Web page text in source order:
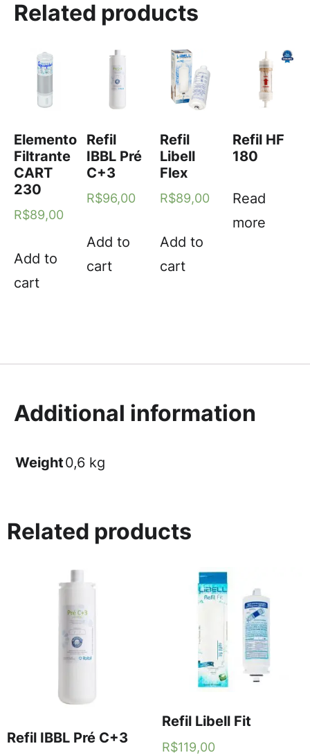
Related products
Elemento
Filtrante
CART
230
R$89,00
Add to
cart
Refil
IBBL Pré
C+3
R$96,00
Add to
cart
Refil
Libell
Flex
R$89,00
Add to
cart
Refil HF
180
Read
more
Additional information
Weight0,6 kg
Related products
Refil IBBL Pré C+3
Refil Libell Fit
R$119,00